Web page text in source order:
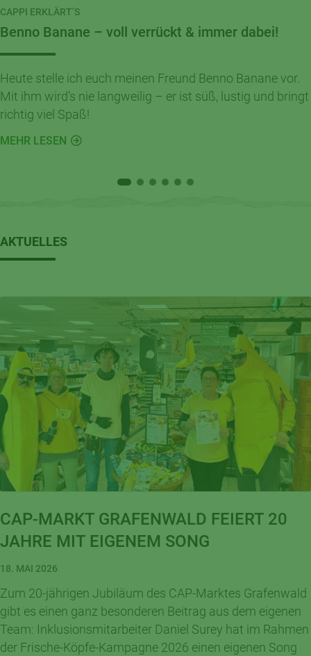
CAPPI ERKLÄRT’S
Benno Banane – voll verrückt & immer dabei!
Heute stelle ich euch meinen Freund Benno Banane vor.
Mit ihm wird’s nie langweilig – er ist süß, lustig und bringt
richtig viel Spaß!
MEHR LESEN
AKTUELLES
CAP-MARKT GRAFENWALD FEIERT 20
JAHRE MIT EIGENEM SONG
18. MAI 2026
Zum 20-jährigen Jubiläum des CAP-Marktes Grafenwald
gibt es einen ganz besonderen Beitrag aus dem eigenen
Team: Inklusionsmitarbeiter Daniel Surey hat im Rahmen
der Frische-Köpfe-Kampagne 2026 einen eigenen Song